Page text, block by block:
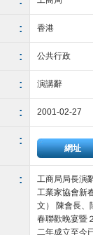
: 香港
: 公共行政
: 演講辭
: 2001-02-27
:
網址
:
工商局局長演
工業家協會新
文） 陳會長
春聯歡晚宴暨
二年成立至今